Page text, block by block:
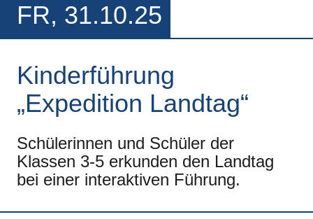
FR, 31.10.25
Kinderführung
„Expedition Landtag“
Schülerinnen und Schüler der
Klassen 3-5 erkunden den Landtag
bei einer interaktiven Führung.